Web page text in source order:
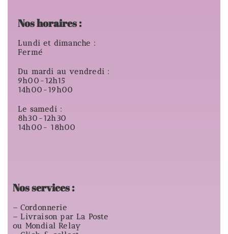
Nos horaires :
Lundi et dimanche :
Fermé
Du mardi au vendredi :
9h00-12h15
14h00-19h00
Le samedi :
8h30-12h30
14h00- 18h00
Nos services :
– Cordonnerie
– Livraison par La Poste
ou Mondial Relay